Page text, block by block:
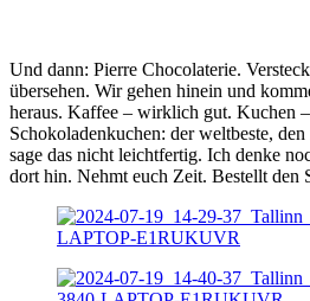
Und dann: Pierre Chocolaterie.
übersehen. Wir gehen hinein und
heraus. Kaffee – wirklich gut. Kuchen
Schokoladenkuchen: der weltbeste,
sage das nicht leichtfertig. Ich denke
dort hin. Nehmt euch Zeit. Bestellt den